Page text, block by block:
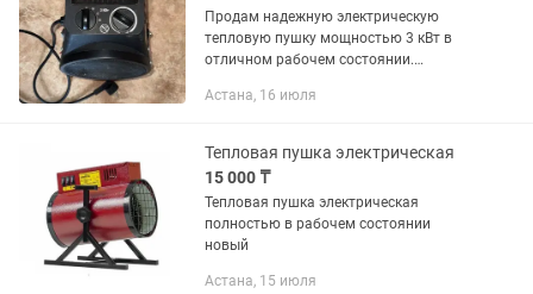
Продам надежную электрическую
тепловую пушку мощностью 3 кВт в
отличном рабочем состоянии.
обогрева гаража, мастерской,
бытового...
Астана, 16 июля
Тепловая пушка электрическая
15 000 ₸
Тепловая пушка электрическая
полностью в рабочем состоянии
новый
Астана, 15 июля